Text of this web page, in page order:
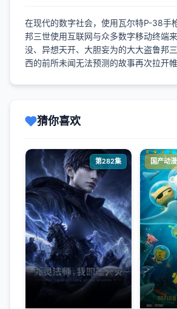
在现代的数字社会，使用瓦尔特P-38手
邦三世使用互联网与众多数字移动终端
没、异想天开、大胆妄为的大大盗鲁邦
西的前所未闻无法预测的故事再次拉开帷
猜你喜欢
第282集 国产动漫